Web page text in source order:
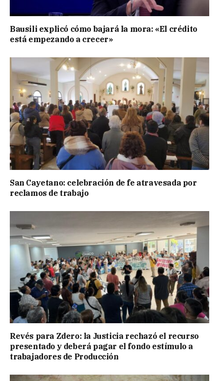
Bausili explicó cómo bajará la mora: «El crédito
está empezando a crecer»
San Cayetano: celebración de fe atravesada por
reclamos de trabajo
Revés para Zdero: la Justicia rechazó el recurso
presentado y deberá pagar el fondo estímulo a
trabajadores de Producción